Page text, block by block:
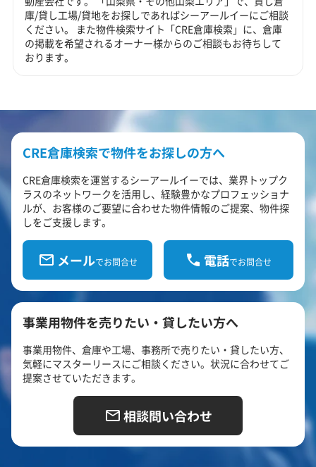
庫/貸し工場/貸地をお探しであればシーアールイーにご相談
ください。 また物件検索サイト「CRE倉庫検索」に、倉庫
の掲載を希望されるオーナー様からのご相談もお待ちして
おります。
CRE倉庫検索で物件をお探しの方へ
CRE倉庫検索を運営するシーアールイーでは、業界トップク
ラスのネットワークを活用し、経験豊かなプロフェッショナ
ルが、お客様のご要望に合わせた物件情報のご提案、物件探
しをご支援します。
メールでお問合せ 電話でお問合せ
事業用物件を売りたい・貸したい方へ
事業用物件、倉庫や工場、事務所で売りたい・貸したい方、
気軽にマスターリースにご相談ください。状況に合わせてご
提案させていただきます。
相談問い合わせ